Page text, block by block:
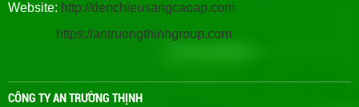
Website: http://denchieusangcaoap.com
https://antruongthinhgroup.com
CÔNG TY AN TRƯỜNG THỊNH